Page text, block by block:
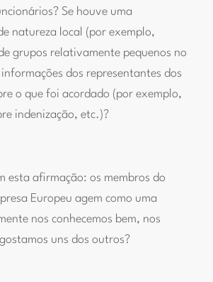
Se houve uma
natureza local (por exemplo,
grupos relativamente pequenos no
informações dos representantes dos
o que foi acordado (por exemplo,
indenização, etc.)?
esta afirmação: os membros do
Europeu agem como uma
nos conhecemos bem, nos
uns dos outros?